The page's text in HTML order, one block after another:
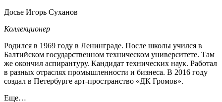
Досье Игорь Суханов
Коллекционер
Родился в 1969 году в Ленинграде. После школы учился в
Балтийском государственном техническом университете. Там
же окончил аспирантуру. Кандидат технических наук. Работал
в разных отраслях промышленности и бизнеса. В 2016 году
создал в Петербурге арт-пространство «ДК Громов».
Еще…